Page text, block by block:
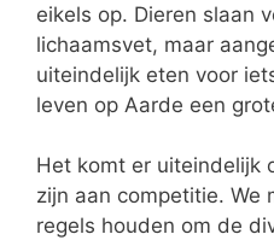
eikels op. Dieren slaan
lichaamsvet, maar
uiteindelijk eten voor
leven op Aarde een
Het komt er uiteindelijk
zijn aan competitie. We
regels houden om de